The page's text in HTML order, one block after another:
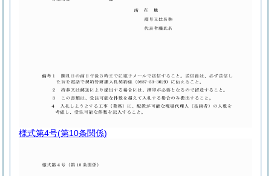
様式第4号(第10条関係)